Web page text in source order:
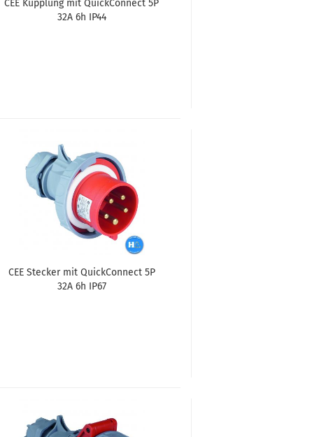
CEE Kupp­lung mit Quick­Con­nect 5P
32A 6h IP44
CEE Ste­cker mit Quick­Con­nect 5P
32A 6h IP67